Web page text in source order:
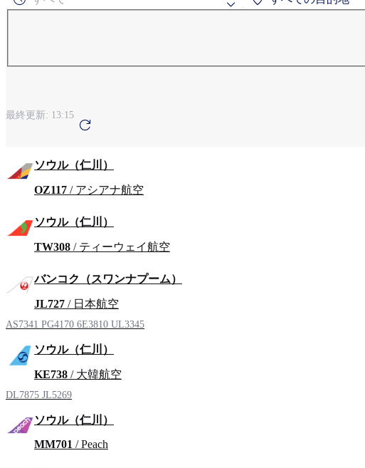
最終更新: 13:15
ソウル（仁川）
OZ117 / アシアナ航空
ソウル（仁川）
TW308 / ティーウェイ航空
バンコク（スワンナプーム）
JL727 / 日本航空
AS7341 PG4170 6E3810 UL3345
ソウル（仁川）
KE738 / 大韓航空
DL7875 JL5269
ソウル（仁川）
MM701 / Peach